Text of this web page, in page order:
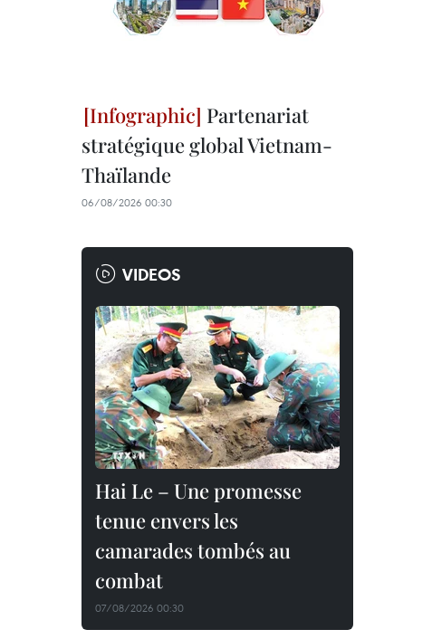
Partenariat
stratégique global Vietnam-
Thaïlande
06/08/2026 00:30
VIDEOS
Hai Le – Une promesse
tenue envers les
camarades tombés au
combat
07/08/2026 00:30